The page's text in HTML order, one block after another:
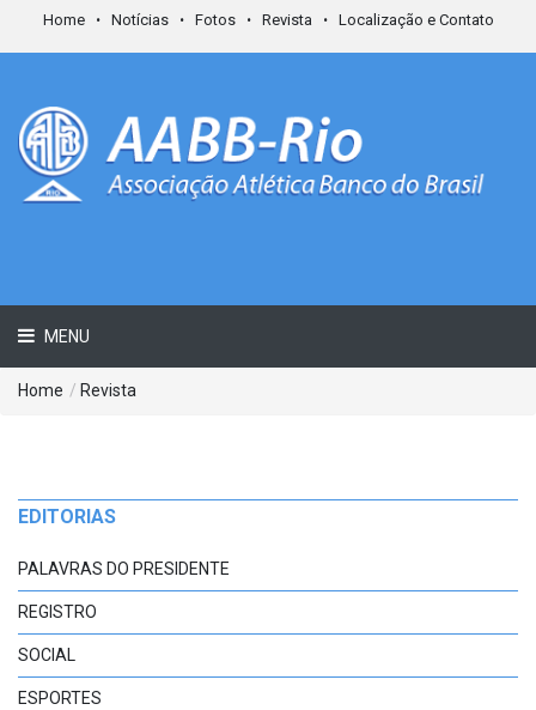
Home Notícias Fotos Revista Localização e Contato
MENU
Home / Revista
EDITORIAS
PALAVRAS DO PRESIDENTE
REGISTRO
SOCIAL
ESPORTES